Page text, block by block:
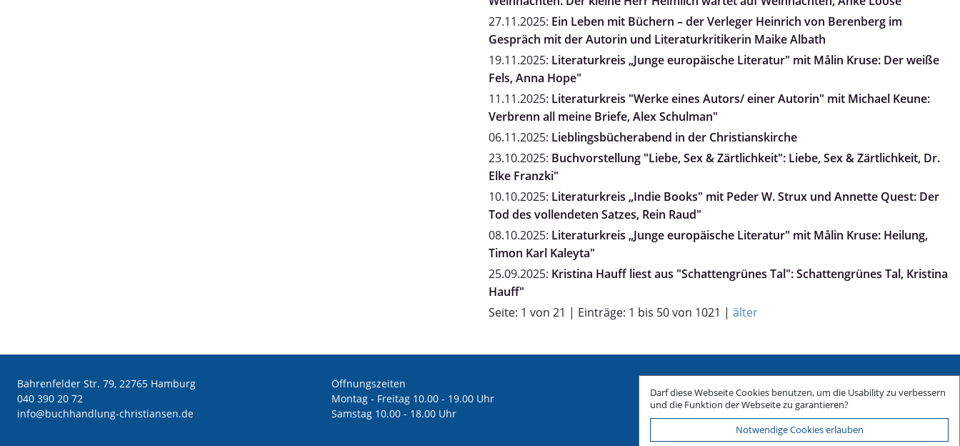
27.11.2025: Ein Leben mit Büchern – der Verleger Heinrich von Berenberg im
Gespräch mit der Autorin und Literaturkritikerin Maike Albath
19.11.2025: Literaturkreis „Junge europäische Literatur" mit Målin Kruse: Der weiße
Fels, Anna Hope"
11.11.2025: Literaturkreis "Werke eines Autors/ einer Autorin" mit Michael Keune:
Verbrenn all meine Briefe, Alex Schulman"
06.11.2025: Lieblingsbücherabend in der Christianskirche
23.10.2025: Buchvorstellung "Liebe, Sex & Zärtlichkeit": Liebe, Sex & Zärtlichkeit, Dr.
Elke Franzki"
10.10.2025: Literaturkreis „Indie Books" mit Peder W. Strux und Annette Quest: Der
Tod des vollendeten Satzes, Rein Raud"
08.10.2025: Literaturkreis „Junge europäische Literatur" mit Målin Kruse: Heilung,
Timon Karl Kaleyta"
25.09.2025: Kristina Hauff liest aus "Schattengrünes Tal": Schattengrünes Tal, Kristina
Hauff"
Seite: 1 von 21 | Einträge: 1 bis 50 von 1021 | älter
Bahrenfelder Str. 79, 22765 Hamburg
040 390 20 72
ed.nesnaitsirhc-gnuldnahhcub@ofni
Öffnungszeiten
Montag - Freitag 10.00 - 19.00 Uhr
Samstag 10.00 - 18.00 Uhr
Impressum
Darf diese Webseite Cookies benutzen, um die Usability zu verbessern
und die Funktion der Webseite zu garantieren?
Notwendige Cookies erlauben